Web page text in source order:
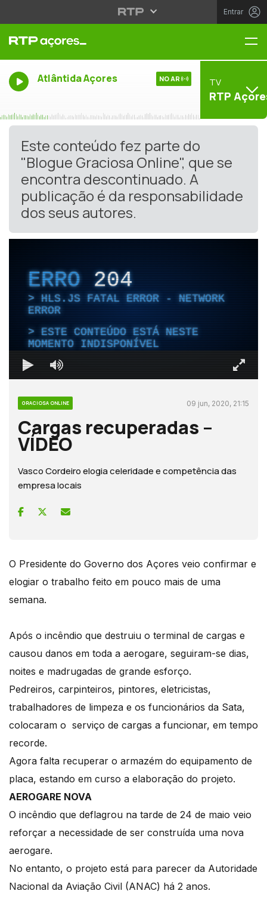
Entrar
Atlântida Açores NO AR TV
RTP
Este conteúdo fez parte do
"Blogue Graciosa Online", que se
encontra descontinuado. A
publicação é da responsabilidade
dos seus autores.
ERRO204
HLS.JS FATAL ERROR - NETWORK
ERROR
ESTE CONTEÚDO ESTÁ NESTE
MOMENTO INDISPONÍVEL
GRACIOSA ONLINE 09 jun, 2020, 21:15
Cargas recuperadas –
VÍDEO
Vasco Cordeiro elogia celeridade e competência das
empresa locais
O Presidente do Governo dos Açores veio confirmar e
elogiar o trabalho feito em pouco mais de uma
semana.
Após o incêndio que destruiu o terminal de cargas e
causou danos em toda a aerogare, seguiram-se dias,
noites e madrugadas de grande esforço.
Pedreiros, carpinteiros, pintores, eletricistas,
trabalhadores de limpeza e os funcionários da Sata,
colocaram o serviço de cargas a funcionar, em tempo
recorde.
Agora falta recuperar o armazém do equipamento de
placa, estando em curso a elaboração do projeto.
AEROGARE NOVA
O incêndio que deflagrou na tarde de 24 de maio veio
reforçar a necessidade de ser construída uma nova
aerogare.
No entanto, o projeto está para parecer da Autoridade
Nacional da Aviação Civil (ANAC) há 2 anos.